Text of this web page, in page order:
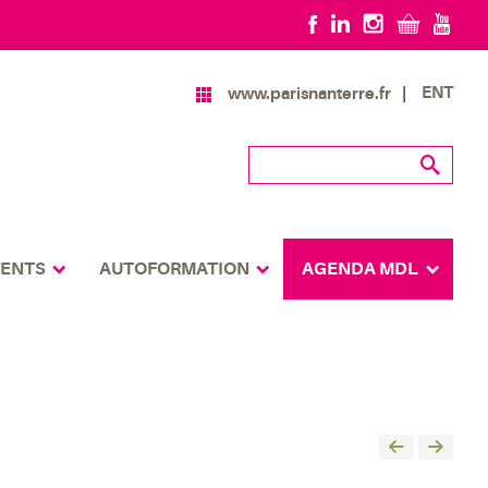
www.parisnanterre.fr ENT
AUTOFORMATION AGENDA MDL